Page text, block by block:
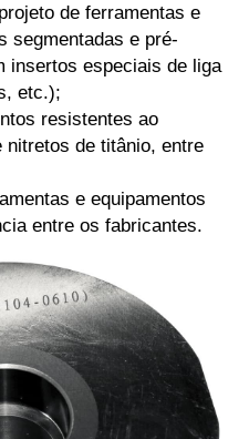
de ferramentas e
segmentadas e pré-
insertos especiais de liga
etc.);
resistentes ao
nitretos de titânio, entre
e equipamentos
entre os fabricantes.